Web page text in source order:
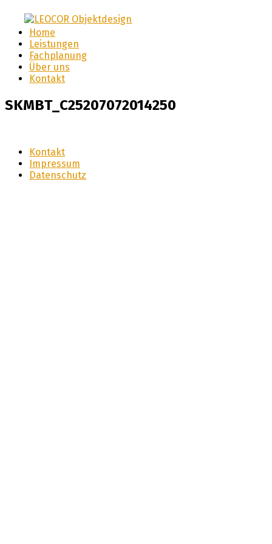
LEOCOR
Objektdesign
LEOCOR Objektdesign
Home
Leistungen
Fachplanung
Über uns
Kontakt
SKMBT_C25207072014250
Kontakt
Impressum
Datenschutz